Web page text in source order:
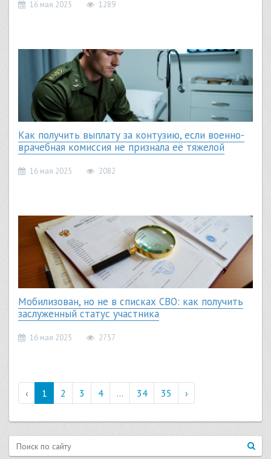
16 мая 2025 1289
Как получить выплату за контузию, если военно-
врачебная комиссия не признала её тяжелой
16 мая 2025 2082
Мобилизован, но не в списках СВО: как получить
заслуженный статус участника
16 мая 2025 2757
‹ 1 2 3 4 ... 34 35 ›